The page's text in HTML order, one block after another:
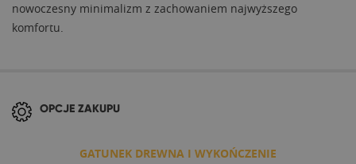
nowoczesny minimalizm z zachowaniem najwyższego
komfortu.
OPCJE ZAKUPU
GATUNEK DREWNA I WYKOŃCZENIE